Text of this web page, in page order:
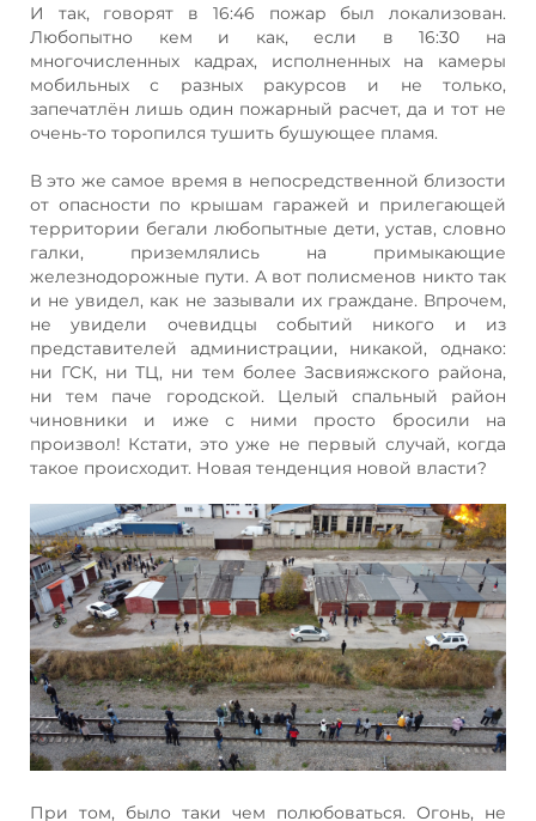
И так, говорят в 16:46 пожар был локализован.
Любопытно кем и как, если в 16:30 на
многочисленных кадрах, исполненных на камеры
мобильных с разных ракурсов и не только,
запечатлён лишь один пожарный расчет, да и тот не
очень-то торопился тушить бушующее пламя.
В это же самое время в непосредственной близости
от опасности по крышам гаражей и прилегающей
территории бегали любопытные дети, устав, словно
галки, приземлялись на примыкающие
железнодорожные пути. А вот полисменов никто так
и не увидел, как не зазывали их граждане. Впрочем,
не увидели очевидцы событий никого и из
представителей администрации, никакой, однако:
ни ГСК, ни ТЦ, ни тем более Засвияжского района,
ни тем паче городской. Целый спальный район
чиновники и иже с ними просто бросили на
произвол! Кстати, это уже не первый случай, когда
такое происходит. Новая тенденция новой власти?
При том, было таки чем полюбоваться. Огонь, не